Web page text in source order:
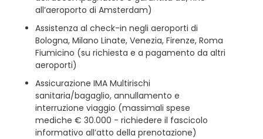
all’aeroporto di Amsterdam)
Assistenza al check-in negli aeroporti di
Bologna, Milano Linate, Venezia, Firenze, Roma
Fiumicino (su richiesta e a pagamento da altri
aeroporti)
Assicurazione IMA Multirischi
sanitaria/bagaglio, annullamento e
interruzione viaggio (massimali spese
mediche € 30.000 - richiedere il fascicolo
informativo all’atto della prenotazione)